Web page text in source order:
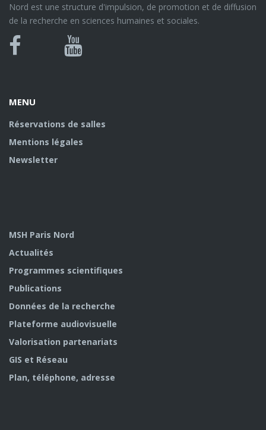
Nord est une structure d'impulsion, de promotion et de diffusion
de la recherche en sciences humaines et sociales.
Bluesky
Canal
MENU
Réservations de salles
Mentions légales
Newsletter
MSH Paris Nord
Actualités
Programmes scientifiques
Publications
Données de la recherche
Plateforme audiovisuelle
Valorisation partenariats
GIS et Réseau
Plan, téléphone, adresse